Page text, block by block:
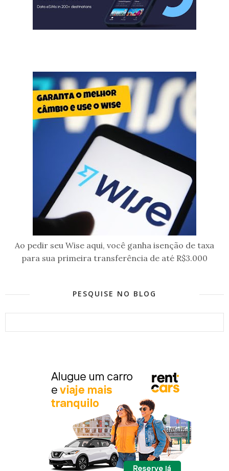
Ao pedir seu Wise aqui, você ganha isenção de taxa
para sua primeira transferência de até R$3.000
PESQUISE NO BLOG